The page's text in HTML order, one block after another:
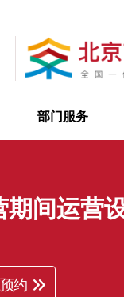
部门服务
期间运营
约